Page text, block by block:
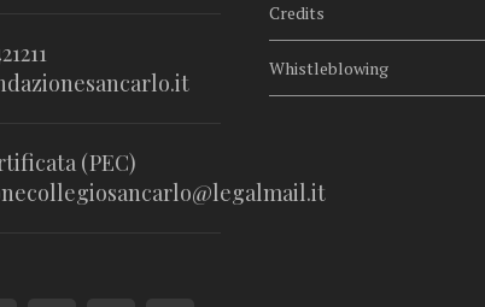
(PEC)
Credits
Whistleblowing